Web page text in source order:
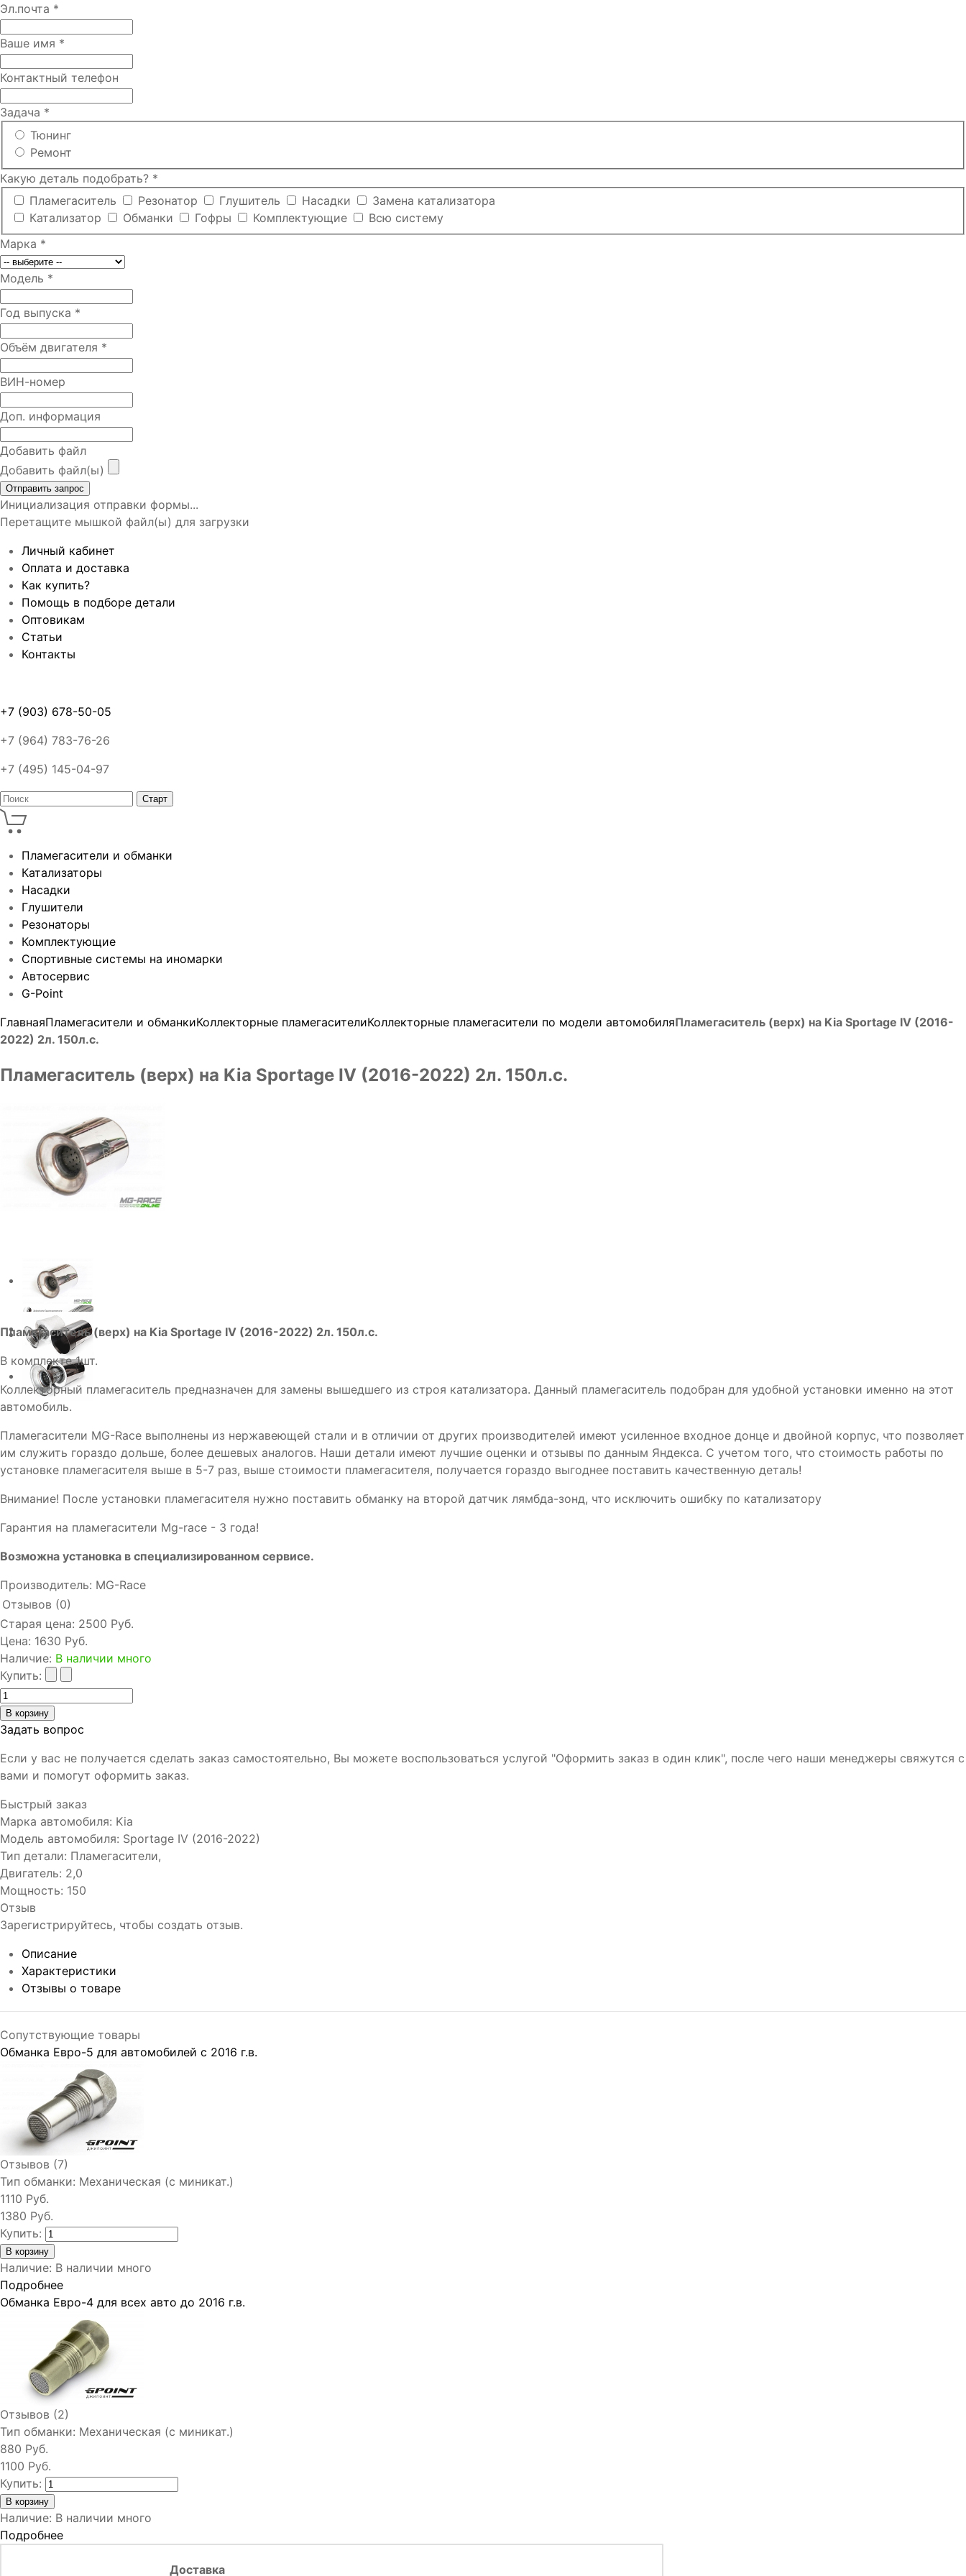
Эл.почта *
Ваше имя *
Контактный телефон
Задача *
Тюнинг
Ремонт
Какую деталь подобрать? *
Пламегаситель
Резонатор Глушитель Насадки
Замена катализатора
Катализатор
Обманки Гофры Комплектующие
Всю систему
Марка *
Модель *
Год выпуска *
Объём двигателя *
ВИН-номер
Доп. информация
Добавить файл
Добавить файл(ы)
Отправить запрос
Инициализация отправки формы...
Перетащите мышкой файл(ы) для загрузки
Личный кабинет
Оплата и доставка
Как купить?
Помощь в подборе детали
Оптовикам
Статьи
Контакты
+7 (903) 678-50-05
+7 (964) 783-76-26
+7 (495) 145-04-97
Пламегасители и обманки
Катализаторы
Насадки
Глушители
Резонаторы
Комплектующие
Спортивные системы на иномарки
Автосервис
G-Point
ГлавнаяПламегасители и обманкиКоллекторные пламегасителиКоллекторные пламегасители по модели автомобиляПламегаситель (верх) на Kia Sportage IV (2016-
2022) 2л. 150л.с.
Пламегаситель (верх) на Kia Sportage IV (2016-2022) 2л. 150л.с.
Пламегаситель (верх) на Kia Sportage IV (2016-2022) 2л. 150л.с.
В комплекте 1шт.
Коллекторный пламегаситель предназначен для замены вышедшего из строя катализатора. Данный пламегаситель подобран для удобной установки именно на этот
автомобиль.
Пламегасители MG-Race выполнены из нержавеющей стали и в отличии от других производителей имеют усиленное входное донце и двойной корпус, что позволяет
им служить гораздо дольше, более дешевых аналогов. Наши детали имеют лучшие оценки и отзывы по данным Яндекса. С учетом того, что стоимость работы по
установке пламегасителя выше в 5-7 раз, выше стоимости пламегасителя, получается гораздо выгоднее поставить качественную деталь!
Внимание! После установки пламегасителя нужно поставить обманку на второй датчик лямбда-зонд, что исключить ошибку по катализатору
Гарантия на пламегасители Mg-race - 3 года!
Возможна установка в специализированном сервисе.
Производитель: MG-Race
Отзывов (0)
Старая цена: 2500 Руб.
Цена: 1630 Руб.
Наличие: В наличии много
Купить:
Задать вопрос
Если у вас не получается сделать заказ самостоятельно, Вы можете воспользоваться услугой "Оформить заказ в один клик", после чего наши менеджеры свяжутся с
вами и помогут оформить заказ.
Быстрый заказ
Марка автомобиля: Kia
Модель автомобиля: Sportage IV (2016-2022)
Тип детали: Пламегасители,
Двигатель: 2,0
Мощность: 150
Отзыв
Зарегистрируйтесь, чтобы создать отзыв.
Описание
Характеристики
Отзывы о товаре
Сопутствующие товары
Обманка Евро-5 для автомобилей с 2016 г.в.
Отзывов (7)
Тип обманки: Механическая (с миникат.)
1110 Руб.
1380 Руб.
Купить:
Наличие: В наличии много
Подробнее
Обманка Евро-4 для всех авто до 2016 г.в.
Отзывов (2)
Тип обманки: Механическая (с миникат.)
880 Руб.
1100 Руб.
Купить:
Наличие: В наличии много
Подробнее
Доставка